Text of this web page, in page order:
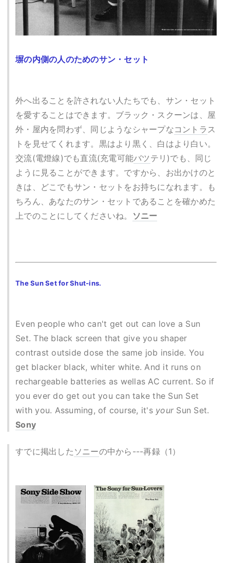
塀の内側の人のためのサン・セット
外へ出ることを許されない人たちでも、サン・セット
を愛することはできます。ブラック・スクーンは、屋
外・屋内を問わず、同じようなシャープなコントラ ス
トを見せてくれます。黒はより黒く、白はより白い。
交流(電燈線)でも直流(充電可能バツ テリ)でも、同じ
ように見ることができます。ですから、お出かけのと
きは、どこでもサン・セットをお持ちになれます。も
ちろん、あなたのサン・セットであることを確かめた
上でのことにしてくださいね。
ソニー
The Sun Set for Shut-ins.
Even people who can't get out can love a Sun
Set. The black screen that give you shaper
contrast outside dose the same job inside. You
get blacker black, whiter white. And it runs on
rechargeable batteries as wellas AC current. So if
you ever do get out you can take the Sun Set
with you. Assuming, of course, it's yourSun Set.
Sony
すでに掲出した ソニーの中から---再録（1）